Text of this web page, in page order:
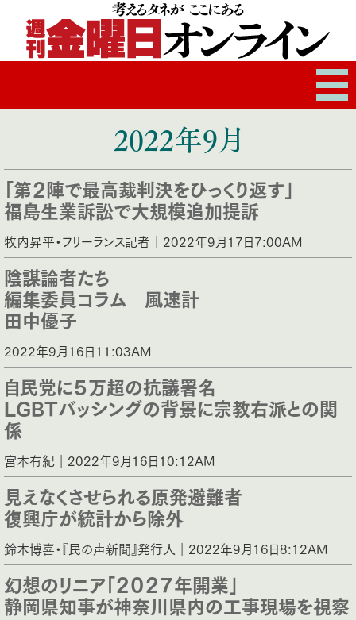
2022年9月
「第２陣で最高裁判決をひっくり返す」
福島生業訴訟で大規模追加提訴
牧内昇平・フリーランス記者｜2022年9月17日7:00AM
陰謀論者たち
編集委員コラム 風速計
田中優子
2022年9月16日11:03AM
自民党に５万超の抗議署名
LGBTバッシングの背景に宗教右派との関
係
宮本有紀｜2022年9月16日10:12AM
見えなくさせられる原発避難者
復興庁が統計から除外
鈴木博喜・『民の声新聞』発行人｜2022年9月16日8:12AM
幻想のリニア「２０２７年開業」
静岡県知事が神奈川県内の工事現場を視察